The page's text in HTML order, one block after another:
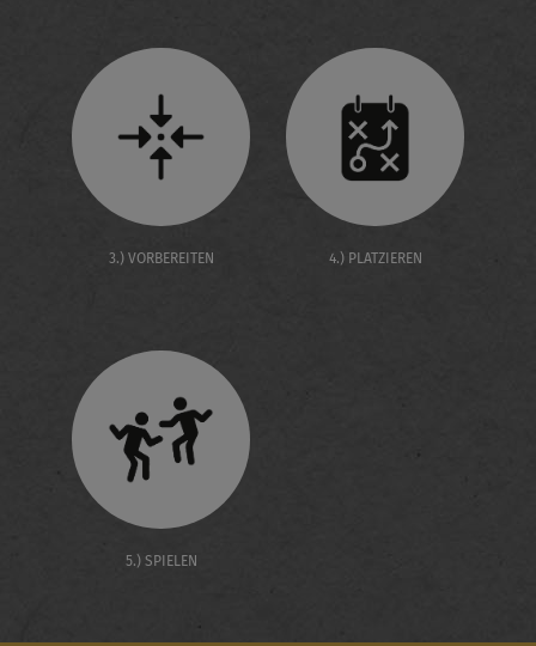
3.) VORBEREITEN 4.) PLATZIEREN
5.) SPIELEN